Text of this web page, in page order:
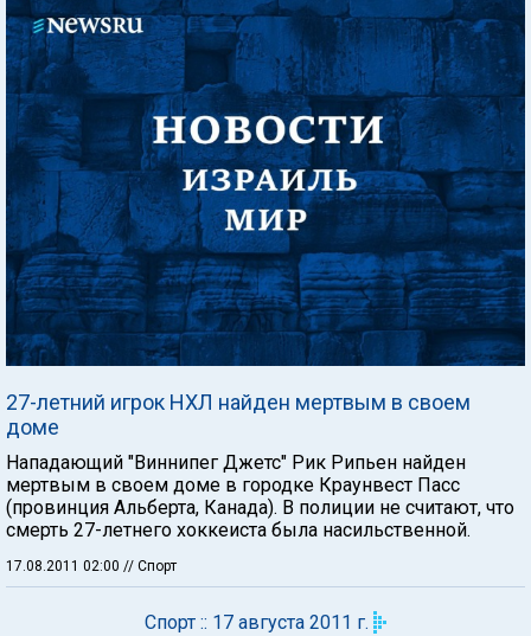
27-летний игрок НХЛ найден мертвым в своем
доме
Нападающий "Виннипег Джетс" Рик Рипьен найден
мертвым в своем доме в городке Краунвест Пасс
(провинция Альберта, Канада). В полиции не считают, что
смерть 27-летнего хоккеиста была насильственной.
17.08.2011 02:00 // Спорт
Спорт :: 17 августа 2011 г.